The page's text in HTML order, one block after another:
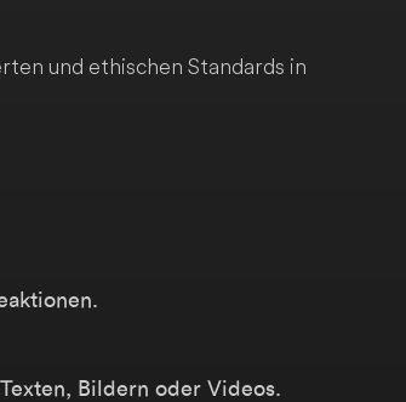
und ethischen Standards in
Bildern oder Videos.